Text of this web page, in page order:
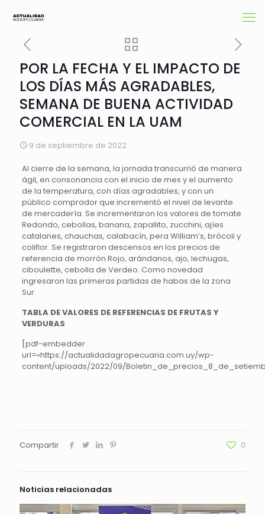
POR LA FECHA Y EL IMPACTO DE
LOS DÍAS MÁS AGRADABLES,
SEMANA DE BUENA ACTIVIDAD
COMERCIAL EN LA UAM
9 de septiembre de 2022
Al cierre de la semana, la jornada transcurrió de manera
ágil, en consonancia con el inicio de mes y el aumento
de la temperatura, con días agradables, y con un
público comprador que incrementó el nivel de levante
de mercadería. Se incrementaron los valores de tomate
Redondo, cebollas, banana, zapallito, zucchini, ajíes
catalanes, chauchas, calabacín, pera William’s, brócoli y
coliflor. Se registraron descensos en los precios de
referencia de morrón Rojo, arándanos, ajo, lechugas,
ciboulette, cebolla de Verdeo. Como novedad
ingresaron las primeras partidas de habas de la zona
Sur.
TABLA DE VALORES DE REFERENCIAS DE FRUTAS Y
VERDURAS
[pdf-embedder
url=»https://actualidadagropecuaria.com.uy/wp-
content/uploads/2022/09/
Compartir 0
Noticias relacionadas